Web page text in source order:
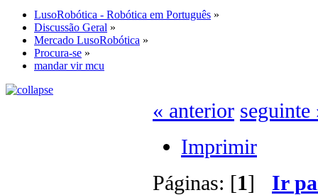
LusoRobótica - Robótica em Português »
Discussão Geral »
Mercado LusoRobótica »
Procura-se »
mandar vir mcu
« anterior seguinte
Imprimir
Páginas: [1] Ir